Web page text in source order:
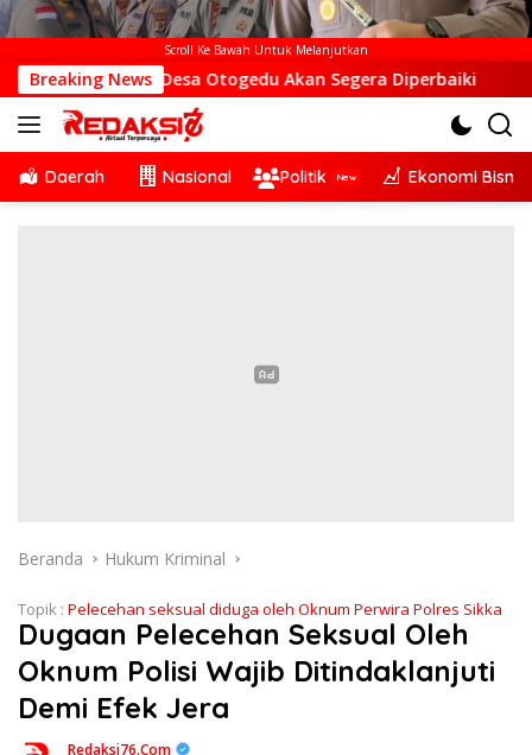
Scroll Ke Bawah Untuk Melanjutkan
Breaking News
di Desa Otogedu Akan Segera Diperbaiki Sinergi
Daerah Nasional Politik Ekonomi Bisnis
Beranda Hukum Kriminal
Topik : Pelecehan seksual diduga oleh Oknum Perwira Polres Sikka
Dugaan Pelecehan Seksual Oleh
Oknum Polisi Wajib Ditindaklanjuti
Demi Efek Jera
Redaksi76.com